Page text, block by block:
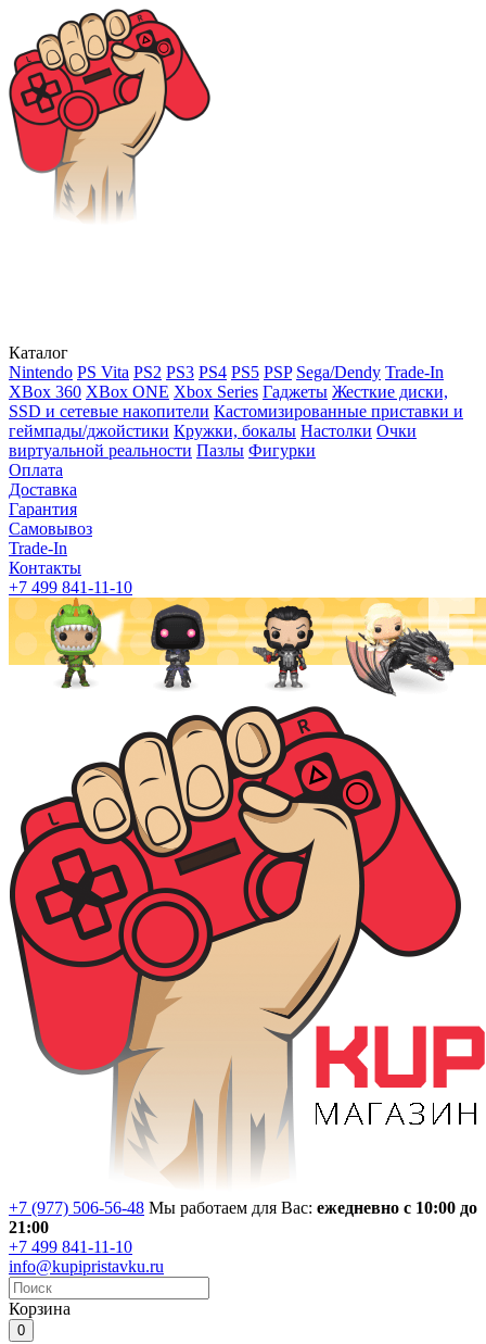
Каталог
Nintendo PS Vita PS2 PS3 PS4 PS5 PSP Sega/Dendy Trade-In
XBox 360 XBox ONE Xbox Series Гаджеты Жесткие диски,
SSD и сетевые накопители Кастомизированные приставки и
геймпады/джойстики Кружки, бокалы Настолки Очки
виртуальной реальности Пазлы Фигурки
Оплата
Доставка
Гарантия
Самовывоз
Trade-In
Контакты
+7 499 841-11-10
+7 (977) 506-56-48 Мы работаем для Вас: ежедневно с 10:00 до
21:00
+7 499 841-11-10
info@kupipristavku.ru
Корзина
0